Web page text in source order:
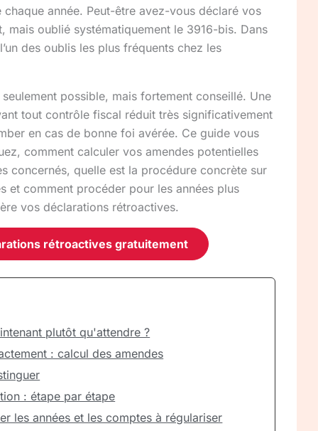
année. Peut-être avez-vous déclaré vos
mais oublié systématiquement le 3916-bis. Dans
des oublis les plus fréquents chez les
possible, mais fortement conseillé. Une
tout contrôle fiscal réduit très significativement
en cas de bonne foi avérée. Ce guide vous
comment calculer vos amendes potentielles
concernés, quelle est la procédure concrète sur
et comment procéder pour les années plus
vos déclarations rétroactives.
rétroactives gratuitement
plutôt qu'attendre ?
: calcul des amendes
: étape par étape
les années et les comptes à régulariser